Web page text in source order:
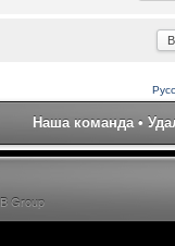
Наша команда •
Group